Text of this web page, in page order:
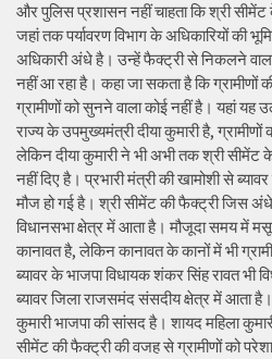
और पुलिस प्रशासन नहीं चाहता कि श्री
जहां तक पर्यावरण विभाग के अधिकारियों की
अधिकारी अंधे है। उन्हें फैक्ट्री से निकलने
नहीं आ रहा है। कहा जा सकता है कि ग्रामीणों
ग्रामीणों को सुनने वाला कोई नहीं है। यहां यह
राज्य के उपमुख्यमंत्री दीया कुमारी है,
लेकिन दीया कुमारी ने भी अभी तक श्री सीमेंट
नहीं दिए है। प्रभारी मंत्री की खामोशी से
मौज हो गई है। श्री सीमेंट की फैक्ट्री जिस
विधानसभा क्षेत्र में आता है। मौजूदा समय में
कानावत है, लेकिन कानावत के कानों में भी
ब्यावर के भाजपा विधायक शंकर सिंह रावत भी
ब्यावर जिला राजसमंद संसदीय क्षेत्र में आता
कुमारी भाजपा की सांसद है। शायद महिला
सीमेंट की फैक्ट्री की वजह से ग्रामीणों को